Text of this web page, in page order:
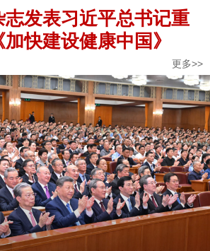
志发表习近平总书记重
快建设健康中国》
更多>>